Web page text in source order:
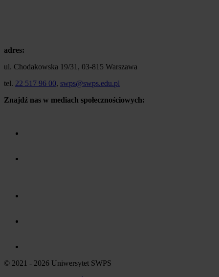
adres:
ul. Chodakowska 19/31, 03-815 Warszawa
tel. 22 517 96 00, swps@swps.edu.pl
Znajdź nas w mediach społecznościowych:
© 2021 - 2026 Uniwersytet SWPS